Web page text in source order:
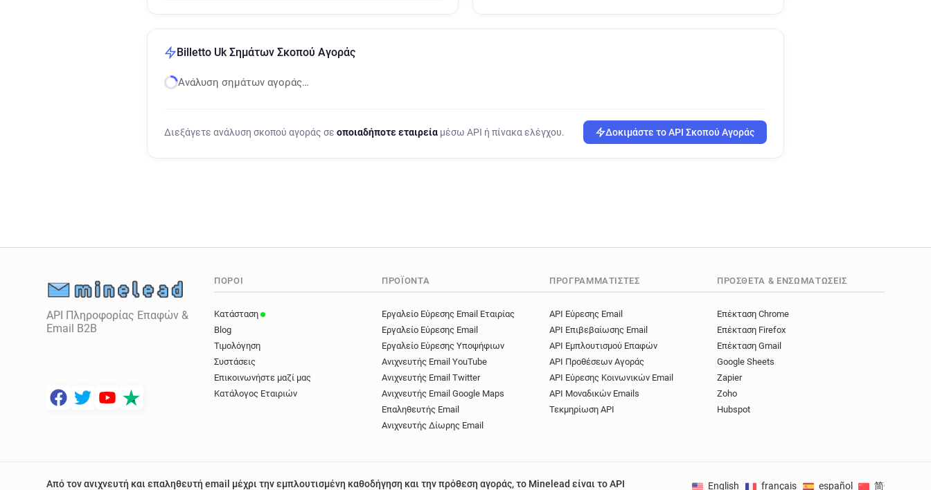
Billetto Uk Σημάτων Σκοπού Αγοράς
Ανάλυση σημάτων αγοράς…
Διεξάγετε ανάλυση σκοπού αγοράς σε οποιαδήποτε εταιρεία μέσω API ή πίνακα ελέγχου. Δοκιμάστε το API Σκοπού Αγοράς
API Πληροφορίας Επαφών &
Email B2B
ΠΌΡΟΙ
Κατάσταση
Blog
Τιμολόγηση
Συστάσεις
Επικοινωνήστε μαζί μας
Κατάλογος Εταιριών
ΠΡΟΪΌΝΤΑ
Εργαλείο Εύρεσης Email Εταιρίας
Εργαλείο Εύρεσης Email
Εργαλείο Εύρεσης Υποψήφιων
Ανιχνευτής Email YouTube
Ανιχνευτής Email Twitter
Ανιχνευτής Email Google Maps
Επαληθευτής Email
Ανιχνευτής Δίωρης Email
ΠΡΟΓΡΑΜΜΑΤΙΣΤΈΣ
API Εύρεσης Email
API Επιβεβαίωσης Email
API Εμπλουτισμού Επαφών
API Προθέσεων Αγοράς
API Εύρεσης Κοινωνικών Email
API Μοναδικών Emails
Τεκμηρίωση API
ΠΡΌΣΘΕΤΑ & ΕΝΣΩΜΑΤΏΣΕΙΣ
Επέκταση Chrome
Επέκταση Firefox
Επέκταση Gmail
Google Sheets
Zapier
Zoho
Hubspot
Από τον ανιχνευτή και επαληθευτή email μέχρι την εμπλουτισμένη καθοδήγηση και την πρόθεση αγοράς, το Minelead είναι το API
English français español 简体中文